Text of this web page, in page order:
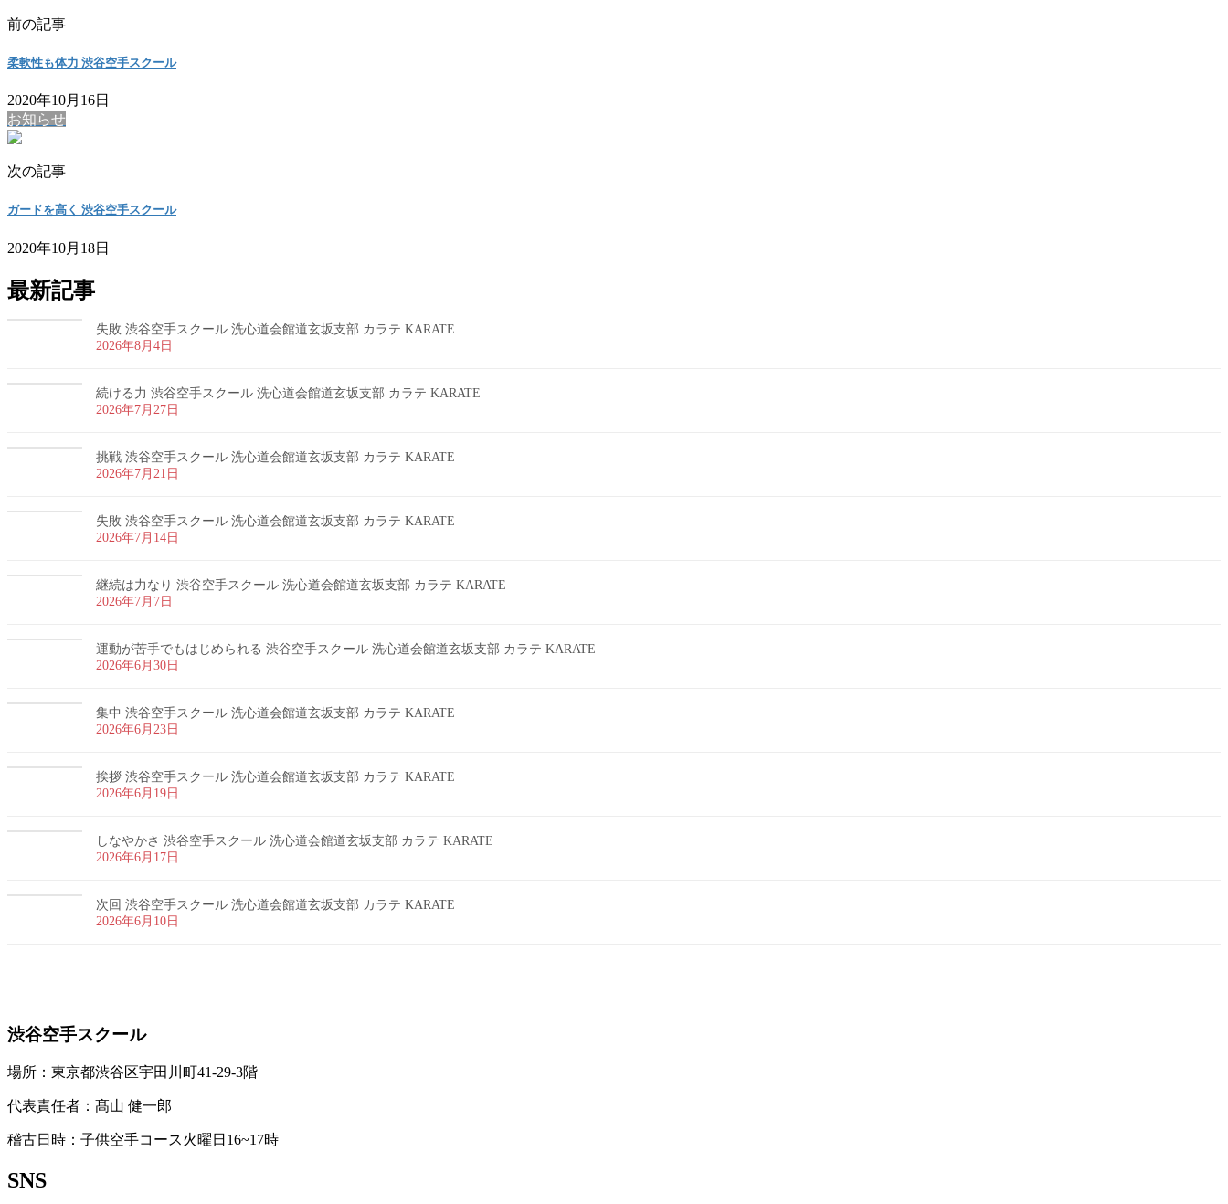
前の記事
柔軟性も体力 渋谷空手スクール
2020年10月16日
お知らせ
次の記事
ガードを高く 渋谷空手スクール
2020年10月18日
最新記事
失敗 渋谷空手スクール 洗心道会館道玄坂支部 カラテ KARATE
2026年8月4日
続ける力 渋谷空手スクール 洗心道会館道玄坂支部 カラテ KARATE
2026年7月27日
挑戦 渋谷空手スクール 洗心道会館道玄坂支部 カラテ KARATE
2026年7月21日
失敗 渋谷空手スクール 洗心道会館道玄坂支部 カラテ KARATE
2026年7月14日
継続は力なり 渋谷空手スクール 洗心道会館道玄坂支部 カラテ KARATE
2026年7月7日
運動が苦手でもはじめられる 渋谷空手スクール 洗心道会館道玄坂支部 カラテ KARATE
2026年6月30日
集中 渋谷空手スクール 洗心道会館道玄坂支部 カラテ KARATE
2026年6月23日
挨拶 渋谷空手スクール 洗心道会館道玄坂支部 カラテ KARATE
2026年6月19日
しなやかさ 渋谷空手スクール 洗心道会館道玄坂支部 カラテ KARATE
2026年6月17日
次回 渋谷空手スクール 洗心道会館道玄坂支部 カラテ KARATE
2026年6月10日
渋谷空手スクール
場所：東京都渋谷区宇田川町41-29-3階
代表責任者：髙山 健一郎
稽古日時：子供空手コース火曜日16~17時
SNS